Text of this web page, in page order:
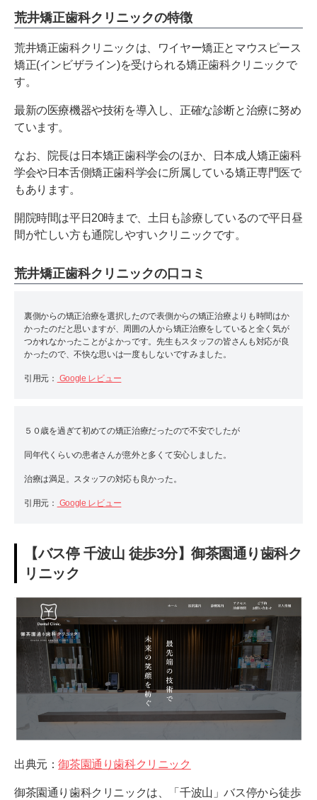
荒井矯正歯科クリニックの特徴
荒井矯正歯科クリニックは、ワイヤー矯正とマウスピース
矯正(インビザライン)を受けられる矯正歯科クリニックで
す。
最新の医療機器や技術を導入し、正確な診断と治療に努め
ています。
なお、院長は日本矯正歯科学会のほか、日本成人矯正歯科
学会や日本舌側矯正歯科学会に所属している矯正専門医で
もあります。
開院時間は平日20時まで、土日も診療しているので平日昼
間が忙しい方も通院しやすいクリニックです。
荒井矯正歯科クリニックの口コミ
裏側からの矯正治療を選択したので表側からの矯正治療よりも時間はか
かったのだと思いますが、周囲の人から矯正治療をしていると全く気が
つかれなかったことがよかっです。先生もスタッフの皆さんも対応が良
かったので、不快な思いは一度もしないですみました。
引用元： Google レビュー
５０歳を過ぎて初めての矯正治療だったので不安でしたが
同年代くらいの患者さんが意外と多くて安心しました。
治療は満足。スタッフの対応も良かった。
引用元： Google レビュー
【バス停 千波山 徒歩3分】御茶園通り歯科ク
リニック
出典元：御茶園通り歯科クリニック
御茶園通り歯科クリニックは、「千波山」バス停から徒歩